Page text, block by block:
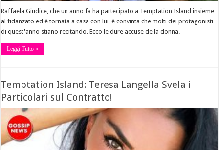
Raffaela Giudice, che un anno fa ha partecipato a Temptation Island insieme
al fidanzato ed è tornata a casa con lui, è convinta che molti dei protagonisti
di quest'anno stiano recitando. Ecco le dure accuse della donna.
Leggi Tutto »
Temptation Island: Teresa Langella Svela i
Particolari sul Contratto!